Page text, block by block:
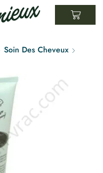
Soin Des Cheveux